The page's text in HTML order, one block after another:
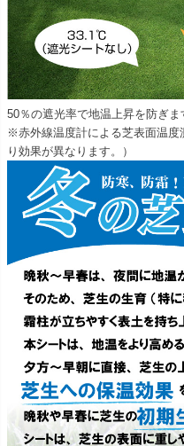
50％の遮光率で地温上昇を防ぎま
※赤外線温度計による芝表面温度
り効果が異なります。）